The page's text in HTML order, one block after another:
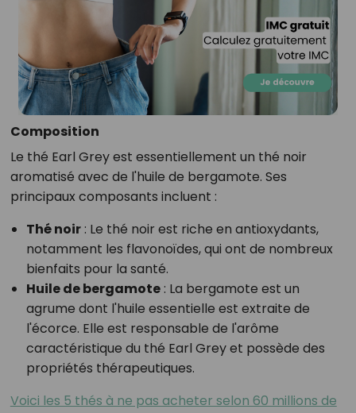
Composition
Le thé Earl Grey est essentiellement un thé noir
aromatisé avec de l'huile de bergamote. Ses
principaux composants incluent :
Thé noir: Le thé noir est riche en antioxydants,
notamment les flavonoïdes, qui ont de nombreux
bienfaits pour la santé.
Huile de bergamote: La bergamote est un
agrume dont l'huile essentielle est extraite de
l'écorce. Elle est responsable de l'arôme
caractéristique du thé Earl Grey et possède des
propriétés thérapeutiques.
Voici les 5 thés à ne pas acheter selon 60 millions de